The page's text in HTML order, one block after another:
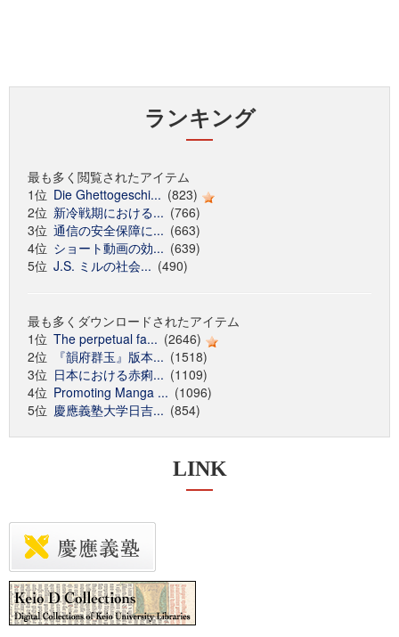
ランキング
最も多く閲覧されたアイテム
1位 Die Ghettogeschi... (823)
2位 新冷戦期における... (766)
3位 通信の安全保障に... (663)
4位 ショート動画の効... (639)
5位 J.S. ミルの社会... (490)
最も多くダウンロードされたアイテム
1位 The perpetual fa... (2646)
2位
『韻府群玉』版本... (1518)
3位 日本における赤痢... (1109)
4位 Promoting Manga ... (1096)
5位 慶應義塾大学日吉... (854)
LINK